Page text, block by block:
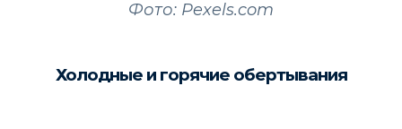
Фото: Pexels.com
Холодные и горячие обертывания